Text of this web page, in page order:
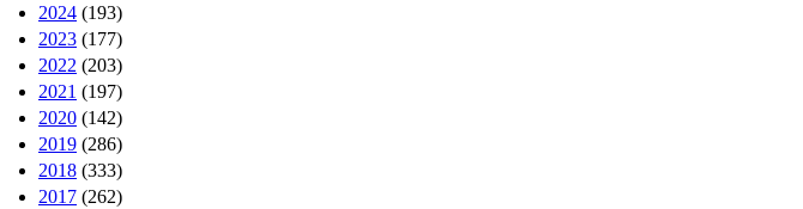
2024 (193)
2023 (177)
2022 (203)
2021 (197)
2020 (142)
2019 (286)
2018 (333)
2017 (262)